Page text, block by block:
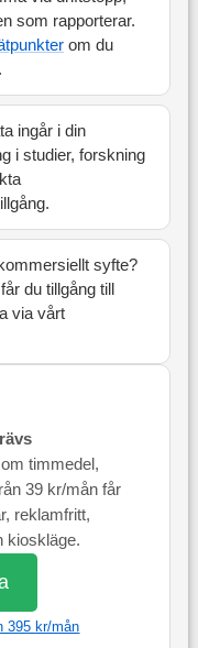
som rapporterar.
om du
ingår i din
i studier, forskning
syfte?
du tillgång till
via vårt
timmedel,
39 kr/mån får
reklamfritt,
kioskläge.
395 kr/mån